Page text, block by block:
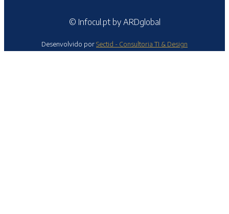
© Infocul.pt by ARDglobal
Desenvolvido porSectid - Consultoria TI & Design